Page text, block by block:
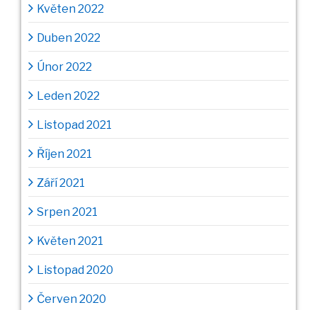
Květen 2022
Duben 2022
Únor 2022
Leden 2022
Listopad 2021
Říjen 2021
Září 2021
Srpen 2021
Květen 2021
Listopad 2020
Červen 2020